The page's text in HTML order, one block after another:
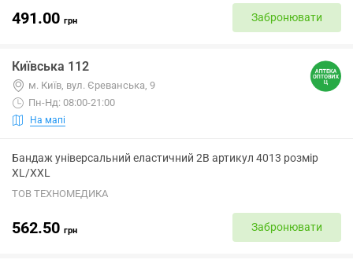
491.00 грн Забронювати
Київська 112
м. Київ, вул. Єреванська, 9
Пн-Нд: 08:00-21:00
На мапі
Бандаж універсальний еластичний 2B артикул 4013 розмір
XL/XXL
ТОВ ТЕХНОМЕДИКА
562.50 грн Забронювати